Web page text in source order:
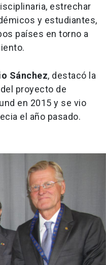
estrechar
y estudiantes,
países en torno a
Sánchez, destacó la
proyecto de
en 2015 y se vio
el año pasado.